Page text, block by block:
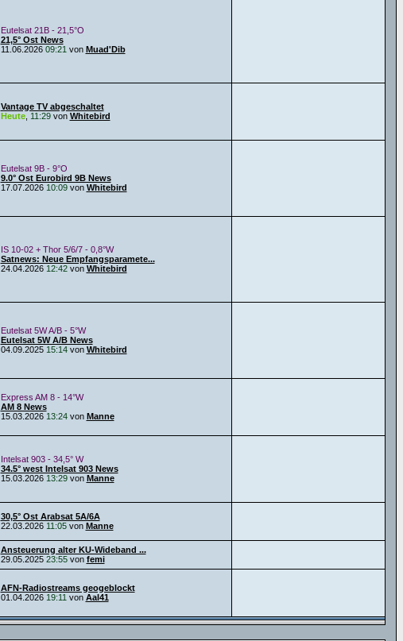
Eutelsat 21B - 21,5°O
21,5° Ost News
11.06.2026 09:21 von Muad'Dib
Vantage TV abgeschaltet
Heute, 11:29von Whitebird
Eutelsat 9B - 9°O
9.0° Ost Eurobird 9B News
17.07.2026 10:09von Whitebird
IS 10-02 + Thor 5/6/7 - 0,8°W
Satnews: Neue Empfangsparamete...
24.04.2026 12:42von Whitebird
Eutelsat 5W A/B - 5°W
Eutelsat 5W A/B News
04.09.2025 15:14von Whitebird
Express AM 8 - 14°W
AM 8 News
15.03.2026 13:24von Manne
Intelsat 903 - 34,5° W
34.5° west Intelsat 903 News
15.03.2026 13:29von Manne
30,5° Ost Arabsat 5A/6A
22.03.2026 11:05von Manne
Ansteuerung alter KU-Wideband ...
29.05.2025 23:55von femi
AFN-Radiostreams geogeblockt
01.04.2026 19:11 von Aal41